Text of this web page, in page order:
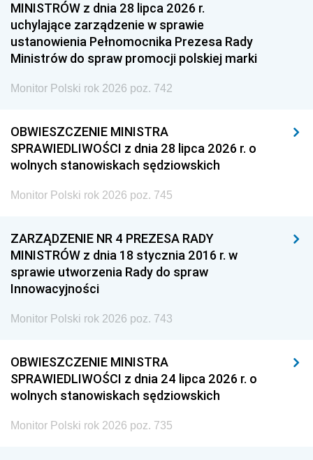
MINISTRÓW z dnia 28 lipca 2026 r.
uchylające zarządzenie w sprawie
ustanowienia Pełnomocnika Prezesa Rady
Ministrów do spraw promocji polskiej marki
Monitor Polski rok 2026 poz. 742
OBWIESZCZENIE MINISTRA
SPRAWIEDLIWOŚCI z dnia 28 lipca 2026 r. o
wolnych stanowiskach sędziowskich
Monitor Polski rok 2026 poz. 745
ZARZĄDZENIE NR 4 PREZESA RADY
MINISTRÓW z dnia 18 stycznia 2016 r. w
sprawie utworzenia Rady do spraw
Innowacyjności
Monitor Polski rok 2026 poz. 743
OBWIESZCZENIE MINISTRA
SPRAWIEDLIWOŚCI z dnia 24 lipca 2026 r. o
wolnych stanowiskach sędziowskich
Monitor Polski rok 2026 poz. 735